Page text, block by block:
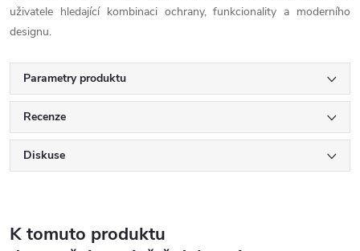
uživatele hledající kombinaci ochrany, funkcionality a moderního
designu.
Parametry produktu
Recenze
Diskuse
K tomuto produktu